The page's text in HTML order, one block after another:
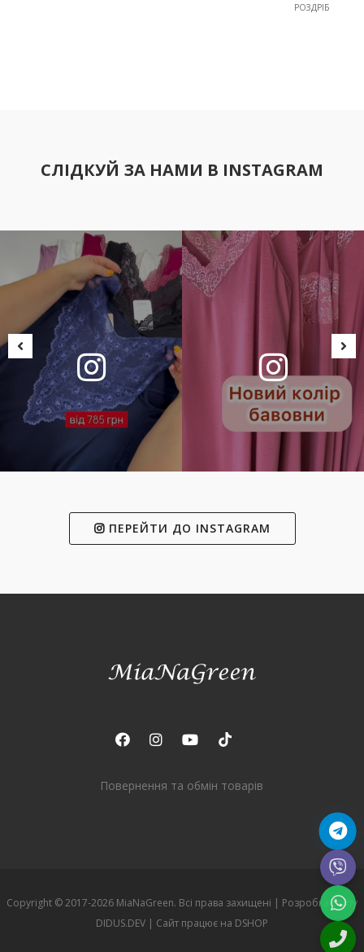
РОЗДРІБ
СЛІДКУЙ ЗА НАМИ В INSTAGRAM
ПЕРЕЙТИ ДО INSTAGRAM
Повернення та обмін товарів
Copyright © 2017-2026 MiaNaGreen. Всі права захищені | Розробка сайту
DIDUS.DEV | Сайт працює на DSHOP